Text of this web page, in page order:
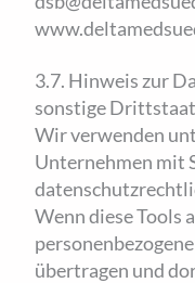
3.7. Hinweis zur
sonstige
Wir verwenden
Unternehmen mit
Wenn diese Tools
übertragen und